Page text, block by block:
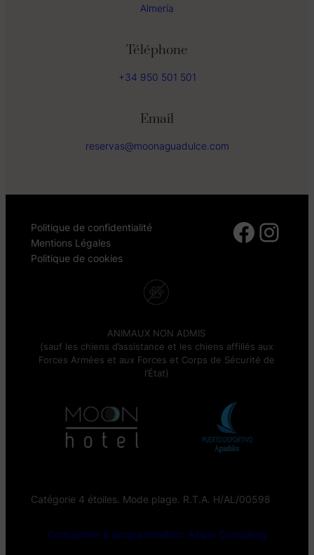
Almería
Téléphone
+34 950 501 501
Email
reservas@moonaguadulce.com
Politique de confidentialité
Mentions Légales
Politique de cookies
Facebook Instagram
ANIMAUX NON ADMIS
(sauf les chiens d’assistance et les chiens affiliés aux
Forces Armées et aux Forces et Corps de Sécurité de
l’État)
Catégorie 4 étoiles. Mode plage. R.T.A. H/AL/00598
Conception & programmation: Altipla Consulting